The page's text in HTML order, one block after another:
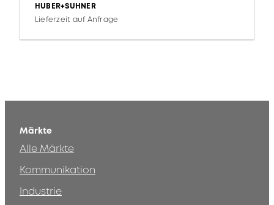
HUBER+SUHNER
Lieferzeit auf Anfrage
Märkte
Alle Märkte
Kommunikation
Industrie